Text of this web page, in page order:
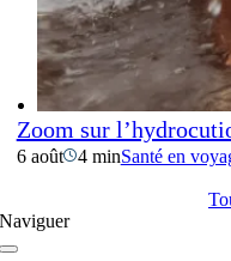
Zoom sur
6 août 4 minSanté en
Naviguer
Navigation